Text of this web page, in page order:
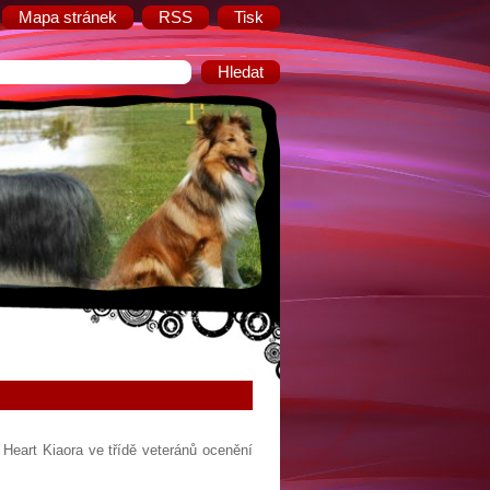
Mapa stránek RSS Tisk
Kiaora ve třídě veteránů ocenění